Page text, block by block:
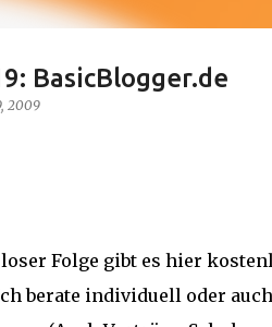
BasicBlogger.de
2009
Folge gibt es hier
berate individuell oder